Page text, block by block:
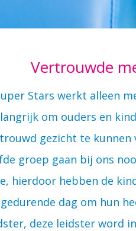
Vertrouwde
Stars werkt alleen
om ouders en
gezicht te kunnen
groep gaan bij ons
hierdoor hebben de
dag om hun
deze leidster word